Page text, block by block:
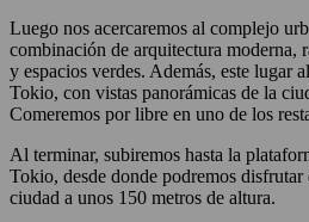
Luego nos acercaremos al complejo
combinación de arquitectura moderna,
y espacios verdes. Además, este lugar
Tokio, con vistas panorámicas de la
Comeremos por libre en uno de los
Al terminar, subiremos hasta la
Tokio, desde donde podremos disfrutar
ciudad a unos 150 metros de altura.